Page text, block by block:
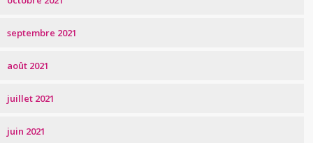
septembre 2021
août 2021
juillet 2021
juin 2021